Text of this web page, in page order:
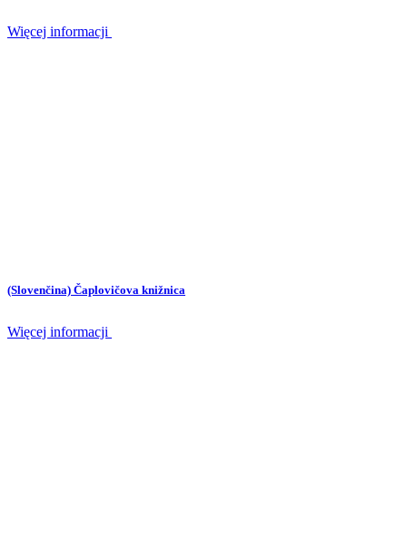
Więcej informacji
(Slovenčina) Čaplovičova knižnica
Więcej informacji